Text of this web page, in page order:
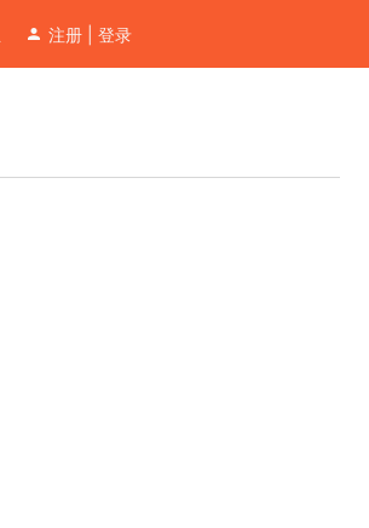
注册 登录